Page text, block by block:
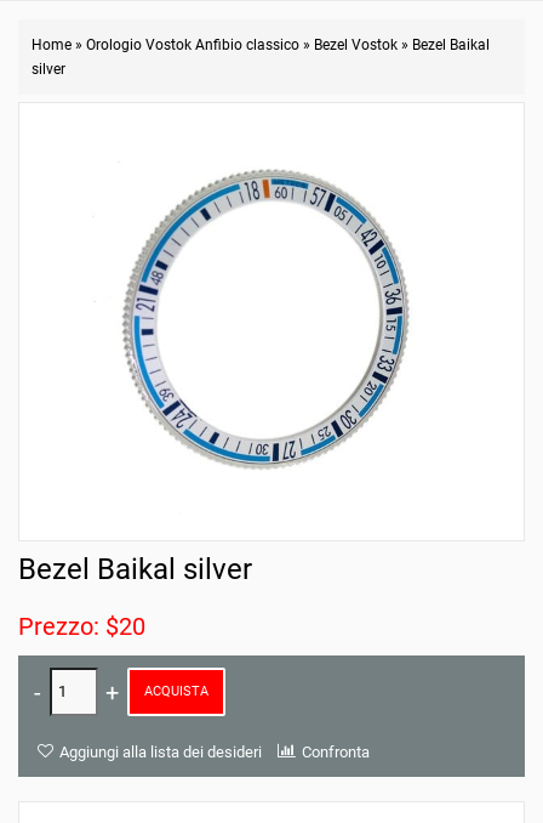
Home » Orologio Vostok Anfibio classico » Bezel Vostok » Bezel Baikal
silver
Bezel Baikal silver
Prezzo: $20
ACQUISTA
Aggiungi alla lista dei desideri Confronta